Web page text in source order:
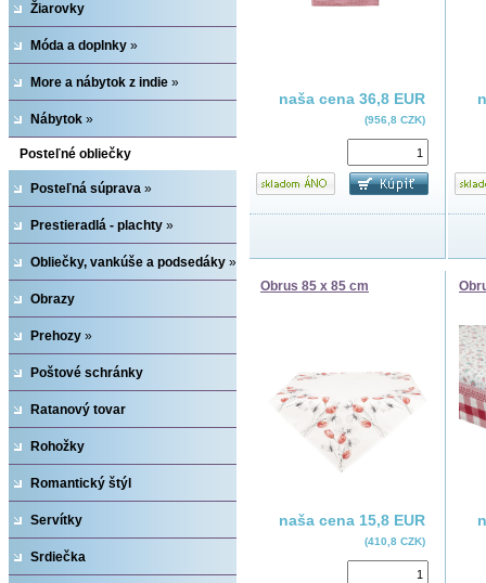
Žiarovky
Móda a doplnky »
More a nábytok z indie »
Nábytok »
Posteľné obliečky
Posteľná súprava »
Prestieradlá - plachty »
Obliečky, vankúše a podsedáky »
Obrazy
Prehozy »
Poštové schránky
Ratanový tovar
Rohožky
Romantický štýl
Servítky
Srdiečka
naša cena 36,8 EUR
(956,8 CZK)
Obrus 85 x 85 cm
naša cena 15,8 EUR
(410,8 CZK)